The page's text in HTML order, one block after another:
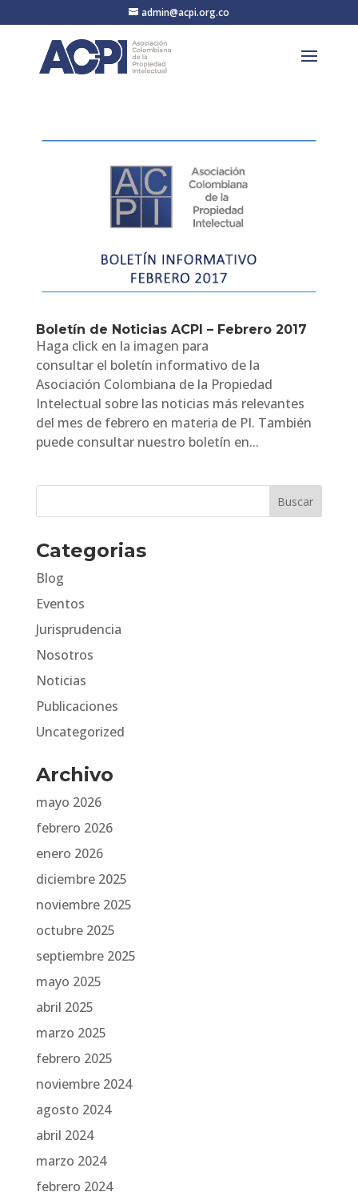
admin@acpi.org.co
Boletín de Noticias ACPI – Febrero 2017
Haga click en la imagen para
consultar el boletín informativo de la
Asociación Colombiana de la Propiedad
Intelectual sobre las noticias más relevantes
del mes de febrero en materia de PI. También
puede consultar nuestro boletín en...
Categorias
Blog
Eventos
Jurisprudencia
Nosotros
Noticias
Publicaciones
Uncategorized
Archivo
mayo 2026
febrero 2026
enero 2026
diciembre 2025
noviembre 2025
octubre 2025
septiembre 2025
mayo 2025
abril 2025
marzo 2025
febrero 2025
noviembre 2024
agosto 2024
abril 2024
marzo 2024
febrero 2024